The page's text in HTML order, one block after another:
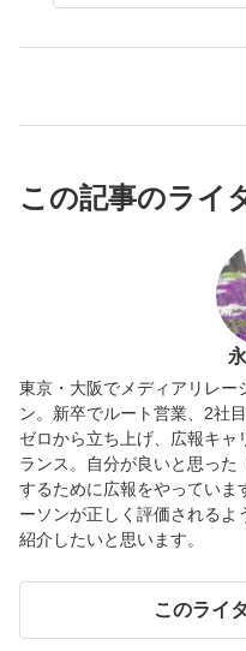
この記事のライ
東京・大阪でメディアリレー
ン。新卒でルート営業、2社
ゼロから立ち上げ、広報キ
ランス。自分が良いと思った
するために広報をやっていま
ーソンが正しく評価されるよ
紹介したいと思います。
このライ